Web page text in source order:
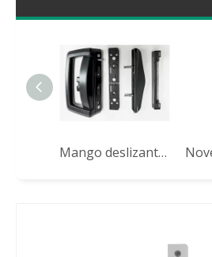
Mango deslizante en forma de D MH-TTS09